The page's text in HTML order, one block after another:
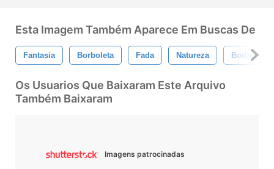
Esta Imagem Também Aparece Em Buscas De
Fantasia Borboleta Fada Natureza Borboletas
Os Usuarios Que Baixaram Este Arquivo
Também Baixaram
Imagens patrocinadas